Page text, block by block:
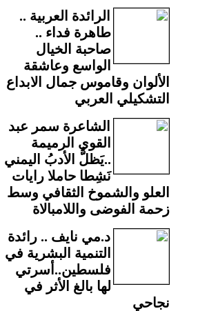
الرائدة العربية ..
طاهرة فداء ..
صاحبة الخيال
الواسع وعاشقة
الألوان وقاموس جمال الابداع
التشكيلي العربي
الشاعرة سمر عبد
القوي الرميمة
..يَظلُّ الأدبُ اليمني
نَشِطا حاملا رايات
العلو والشموخ الثقافي وسط
زحمة الفوضى واللامبالاة
د.مي نايف .. رائدة
التنمية البشرية في
فلسطين..أسرتي
لها بالغ الأثر في
نجاحي